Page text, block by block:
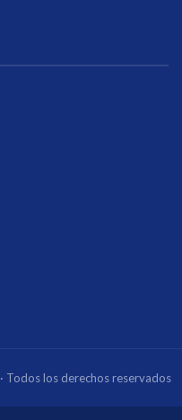
· Todos los derechos reservados